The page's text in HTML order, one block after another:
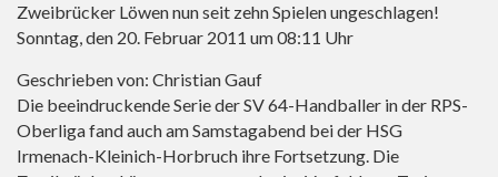
Zweibrücker Löwen nun seit zehn Spielen ungeschlagen!
Sonntag, den 20. Februar 2011 um 08:11 Uhr
Geschrieben von: Christian Gauf
Die beeindruckende Serie der SV 64-Handballer in der RPS-
Oberliga fand auch am Samstagabend bei der HSG
Irmenach-Kleinich-Horbruch ihre Fortsetzung. Die